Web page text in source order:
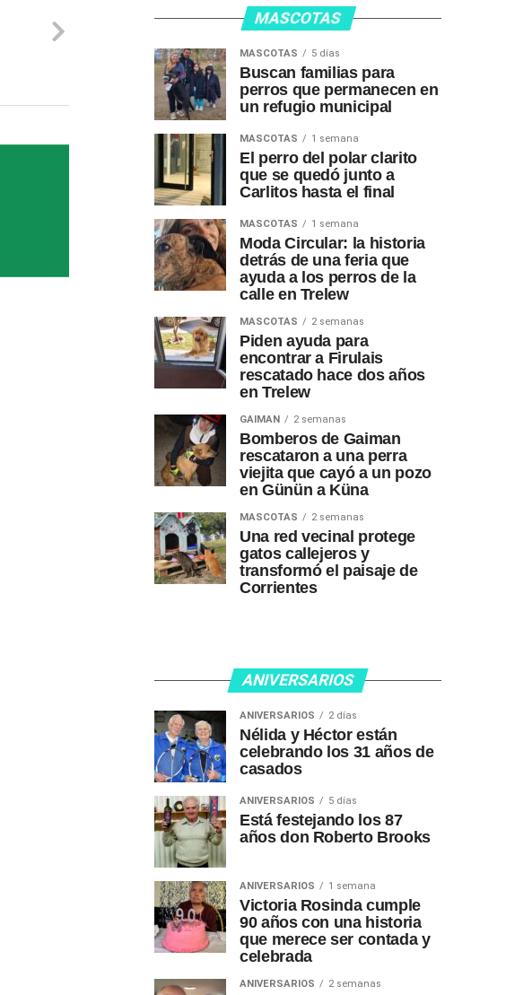
MASCOTAS
MASCOTAS 5 días
Buscan familias para
perros que permanecen en
un refugio municipal
MASCOTAS 1 semana
El perro del polar clarito
que se quedó junto a
Carlitos hasta el final
MASCOTAS 1 semana
Moda Circular: la historia
detrás de una feria que
ayuda a los perros de la
calle en Trelew
MASCOTAS 2 semanas
Piden ayuda para
encontrar a Firulais
rescatado hace dos años
en Trelew
GAIMAN 2 semanas
Bomberos de Gaiman
rescataron a una perra
viejita que cayó a un pozo
en Günün a Küna
MASCOTAS 2 semanas
Una red vecinal protege
gatos callejeros y
transformó el paisaje de
Corrientes
ANIVERSARIOS
ANIVERSARIOS 2 días
Nélida y Héctor están
celebrando los 31 años de
casados
ANIVERSARIOS 5 días
Está festejando los 87
años don Roberto Brooks
ANIVERSARIOS 1 semana
Victoria Rosinda cumple
90 años con una historia
que merece ser contada y
celebrada
ANIVERSARIOS 2 semanas